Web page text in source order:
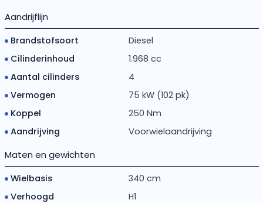
Aandrijflijn
Brandstofsoort
Diesel
Cilinderinhoud
1.968 cc
Aantal cilinders
4
Vermogen
75 kW (102 pk)
Koppel
250 Nm
Aandrijving
Voorwielaandrijving
Maten en gewichten
Wielbasis
340 cm
Verhoogd
H1